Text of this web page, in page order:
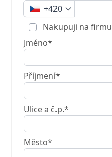
+420
Nakupuji na firmu
Jméno*
Příjmení*
Ulice a č.p.*
Město*